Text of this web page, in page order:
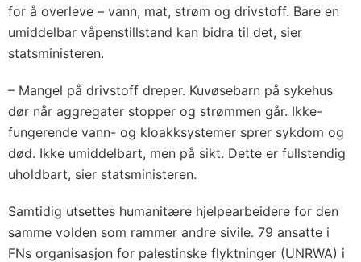
for å overleve – vann, mat, strøm og drivstoff. Bare en
umiddelbar våpenstillstand kan bidra til det, sier
statsministeren.
– Mangel på drivstoff dreper. Kuvøsebarn på sykehus
dør når aggregater stopper og strømmen går. Ikke-
fungerende vann- og kloakksystemer sprer sykdom og
død. Ikke umiddelbart, men på sikt. Dette er fullstendig
uholdbart, sier statsministeren.
Samtidig utsettes humanitære hjelpearbeidere for den
samme volden som rammer andre sivile. 79 ansatte i
FNs organisasjon for palestinske flyktninger (UNRWA) i